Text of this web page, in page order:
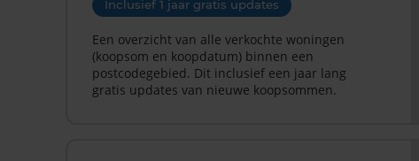
Inclusief 1 jaar gratis updates
Een overzicht van alle verkochte woningen
(koopsom en koopdatum) binnen een
postcodegebied. Dit inclusief een jaar lang
gratis updates van nieuwe koopsommen.